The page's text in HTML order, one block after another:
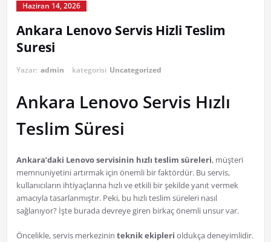
Haziran 14, 2026
Ankara Lenovo Servis Hizli Teslim
Suresi
Yazar: admin kategorisi Uncategorized
Ankara Lenovo Servis Hızlı
Teslim Süresi
Ankara’daki Lenovo servisinin hızlı teslim süreleri, müşteri
memnuniyetini artırmak için önemli bir faktördür. Bu servis,
kullanıcıların ihtiyaçlarına hızlı ve etkili bir şekilde yanıt vermek
amacıyla tasarlanmıştır. Peki, bu hızlı teslim süreleri nasıl
sağlanıyor? İşte burada devreye giren birkaç önemli unsur var.
Öncelikle, servis merkezinin teknik ekipleri oldukça deneyimlidir.